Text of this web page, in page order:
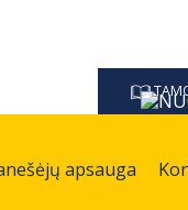
apsauga